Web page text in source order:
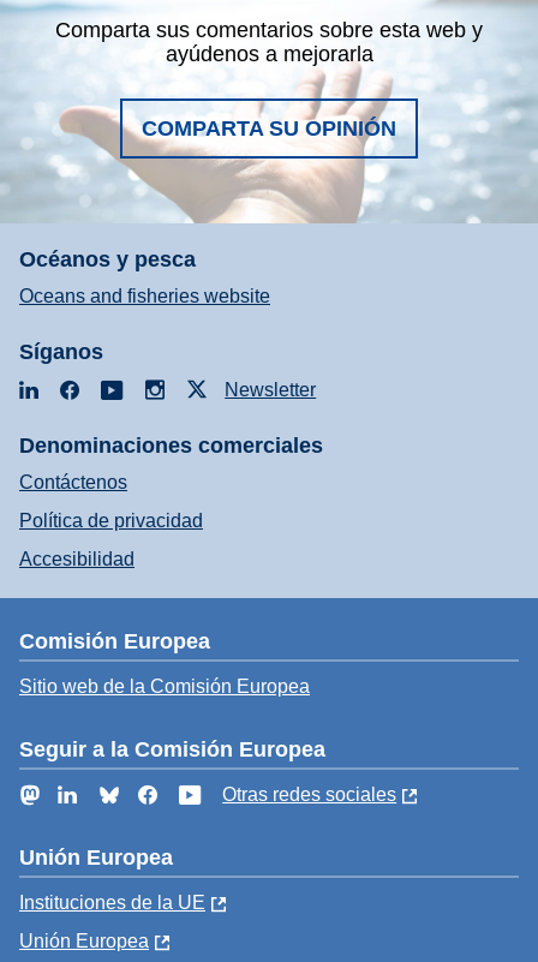
Comparta sus comentarios sobre esta web y
ayúdenos a mejorarla
COMPARTA SU OPINIÓN
Océanos y pesca
Oceans and fisheries website
Síganos
LinkedInFacebookYouTubeInstagramNewsletter
Denominaciones comerciales
Contáctenos
Política de privacidad
Accesibilidad
Comisión Europea
Sitio web de la Comisión Europea
Seguir a la Comisión Europea
MastodonLinkedInBlueskyFacebookYouTube
Otras redes sociales
Unión Europea
Instituciones de la UE
Unión Europea